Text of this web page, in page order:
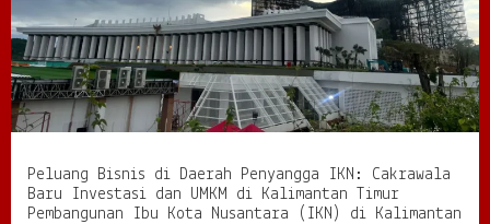
P
e
n
y
a
n
g
a
I
K
Peluang Bisnis di Daerah Penyangga IKN: Cakrawala
Baru Investasi dan UMKM di Kalimantan Timur
Pembangunan Ibu Kota Nusantara (IKN) di Kalimantan